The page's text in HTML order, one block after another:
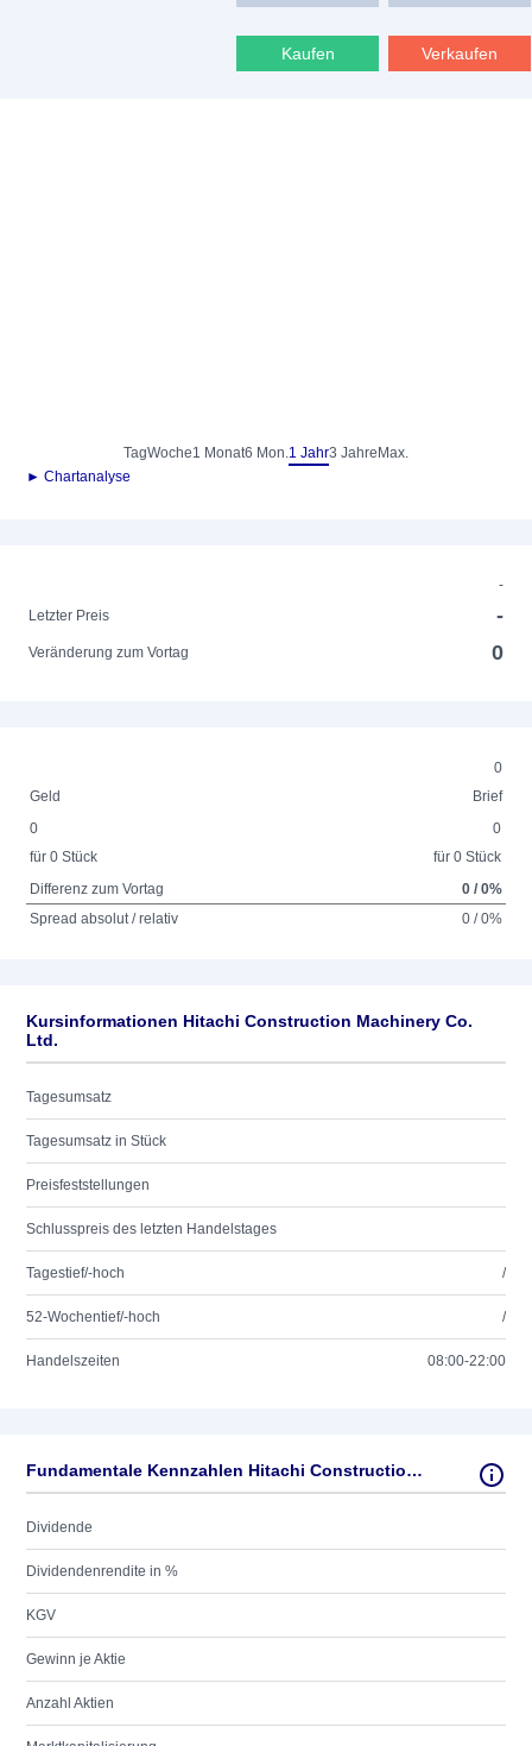
Kaufen Verkaufen
TagWoche1 Monat6 Mon.1 Jahr3 Jahre Max.
► Chartanalyse
-
Letzter Preis
-
Veränderung zum Vortag 0
0
Geld
Brief
0
für 0 Stück
0
für 0 Stück
Differenz zum Vortag
0 / 0%
Spread absolut / relativ
0 / 0%
Kursinformationen Hitachi Construction Machinery Co.
Ltd.
Tagesumsatz
Tagesumsatz in Stück
Preisfeststellungen
Schlusspreis des letzten Handelstages
Tagestief/-hoch /
52-Wochentief/-hoch /
Handelszeiten 08:00-22:00
Fundamentale Kennzahlen Hitachi Construction Machinery Co. Ltd.
Dividende
Dividendenrendite in %
KGV
Gewinn je Aktie
Anzahl Aktien